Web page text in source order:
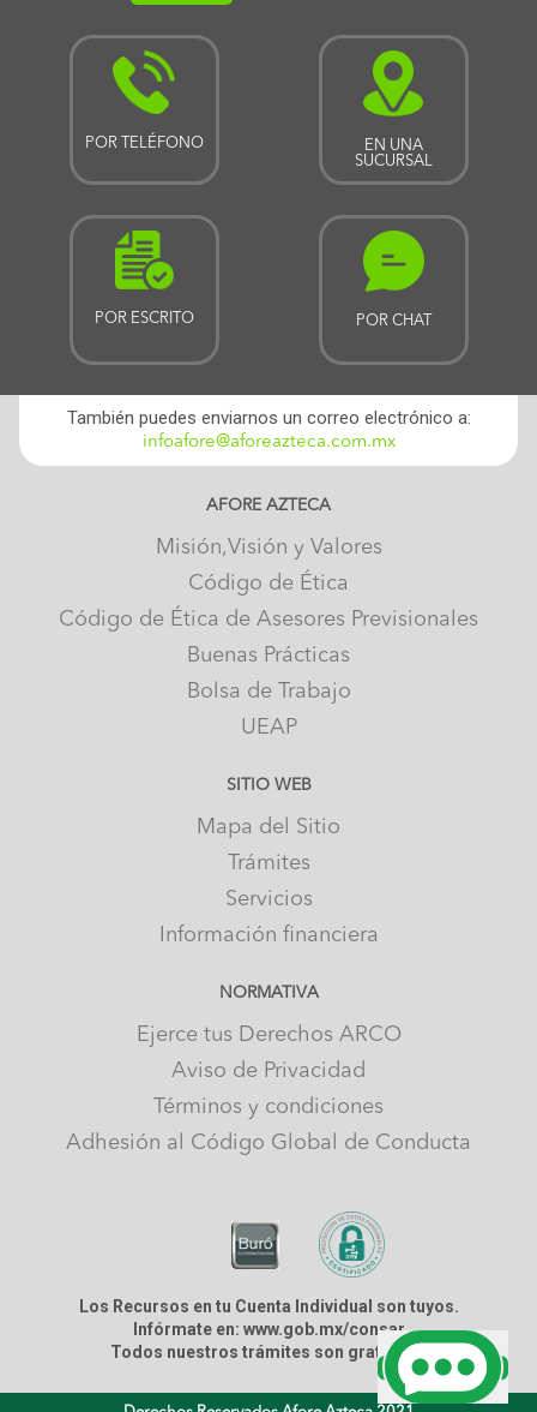
POR TELÉFONO
EN UNA
SUCURSAL
POR ESCRITO POR CHAT
También puedes enviarnos un correo electrónico a:
infoafore@aforeazteca.com.mx
AFORE AZTECA
Misión,Visión y Valores
Código de Ética
Código de Ética de Asesores Previsionales
Buenas Prácticas
Bolsa de Trabajo
UEAP
SITIO WEB
Mapa del Sitio
Trámites
Servicios
Información financiera
NORMATIVA
Ejerce tus Derechos ARCO
Aviso de Privacidad
Términos y condiciones
Adhesión al Código Global de Conducta
Los Recursos en tu Cuenta Individual son tuyos.
Infórmate en: www.gob.mx/consar
Todos nuestros trámites son gratuitos.